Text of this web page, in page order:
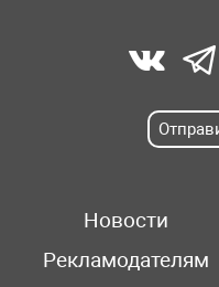
Новости
Рекламодателям